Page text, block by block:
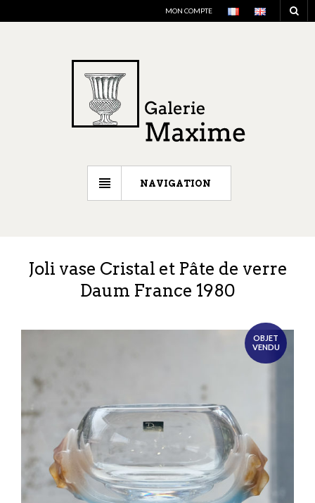
MON COMPTE
NAVIGATION
Joli vase Cristal et Pâte de verre
Daum France 1980
OBJET
VENDU